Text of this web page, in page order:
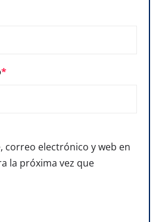
*
correo electrónico y web en
la próxima vez que